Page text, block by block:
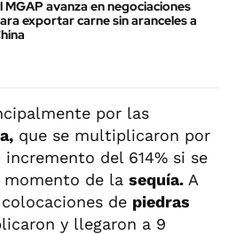
MGAP avanza en negociaciones
exportar carne sin aranceles a
por las
que se multiplicaron por
del 614% si se
momento de la sequía. A
de piedras
y llegaron a 9